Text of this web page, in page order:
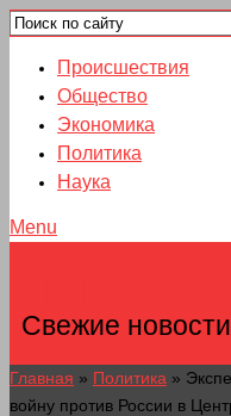
Происшествия
Общество
Экономика
Политика
Наука
Menu
Свежие
Главная » Политика »
войну против России в